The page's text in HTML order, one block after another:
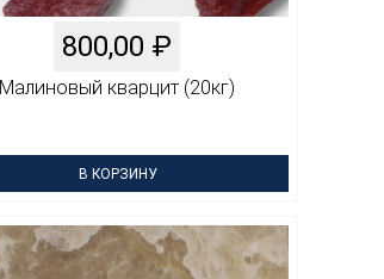
800,00 ₽
Малиновый кварцит (20кг)
В КОРЗИНУ